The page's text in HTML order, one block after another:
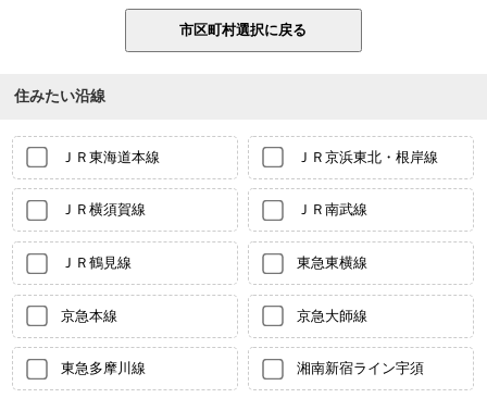
住みたい沿線
ＪＲ東海道本線 ＪＲ京浜東北・根岸線
ＪＲ横須賀線 ＪＲ南武線
ＪＲ鶴見線 東急東横線
京急本線 京急大師線
東急多摩川線 湘南新宿ライン宇須